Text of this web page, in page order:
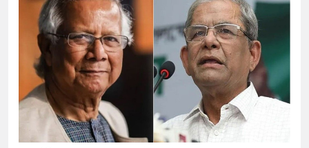
অত্যাচারের ছবি যেন আর তুলতে
আলাল
‘গুলশানের চামেলি’তে ভিন্ন
যৌনকর্মীর দালাল চরিত্রে
সারজিস-পাটোয়ারীসহ ১০ জনের